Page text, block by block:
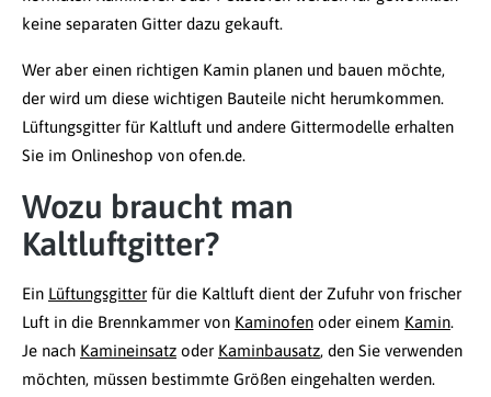
keine separaten Gitter dazu gekauft.
Wer aber einen richtigen Kamin planen und bauen möchte,
der wird um diese wichtigen Bauteile nicht herumkommen.
Lüftungsgitter für Kaltluft und andere Gittermodelle erhalten
Sie im Onlineshop von ofen.de.
Wozu braucht man
Kaltluftgitter?
Ein Lüftungsgitter für die Kaltluft dient der Zufuhr von frischer
Luft in die Brennkammer von Kaminofen oder einem Kamin.
Je nach Kamineinsatz oder Kaminbausatz, den Sie verwenden
möchten, müssen bestimmte Größen eingehalten werden.